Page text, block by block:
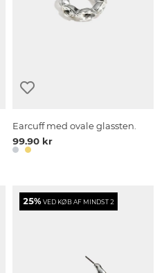
Earcuff med ovale glassten.
99.90 kr
25%VED KØB AF MINDST 2